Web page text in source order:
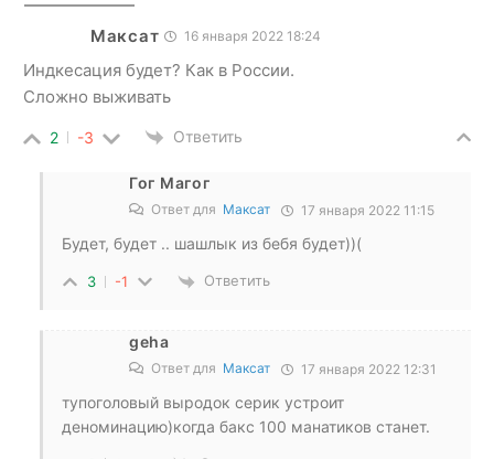
Максат 16 января 2022 18:24
Индкесация будет? Как в России.
Сложно выживать
2 -3 Ответить
Гог Магог
Ответ для Максат 17 января 2022 11:15
Будет, будет .. шашлык из бебя будет))(
3 -1 Ответить
geha
Ответ для Максат 17 января 2022 12:31
тупоголовый выродок серик устроит
деноминацию)когда бакс 100 манатиков станет.